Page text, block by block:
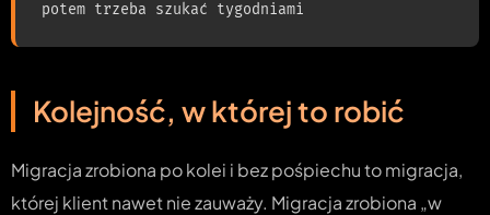
potem trzeba szukać tygodniami
Kolejność, w której to robić
Migracja zrobiona po kolei i bez pośpiechu to migracja,
której klient nawet nie zauważy. Migracja zrobiona „w